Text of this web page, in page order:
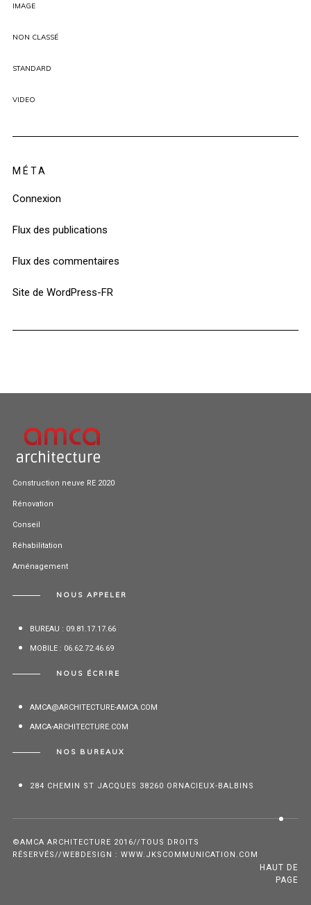
IMAGE
NON CLASSÉ
STANDARD
VIDEO
MÉTA
Connexion
Flux des publications
Flux des commentaires
Site de WordPress-FR
Construction neuve RE 2020
Rénovation
Conseil
Réhabilitation
Aménagement
NOUS APPELER
BUREAU : 09.81.17.17.66
MOBILE : 06.62.72.46.69
NOUS ÉCRIRE
AMCA@ARCHITECTURE-AMCA.COM
AMCA-ARCHITECTURE.COM
NOS BUREAUX
284 CHEMIN ST JACQUES 38260 ORNACIEUX-BALBINS
©AMCA ARCHITECTURE 2016//TOUS DROITS
RÉSERVÉS//WEBDESIGN : WWW.JKSCOMMUNICATION.COM
HAUT DE
PAGE